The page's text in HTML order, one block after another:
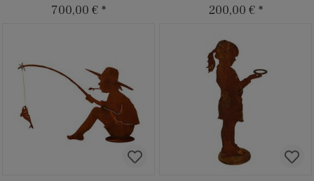
700,00 € * 200,00 € *